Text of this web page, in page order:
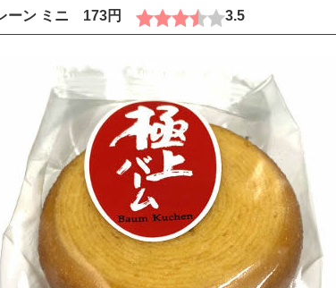
ーン ミニ 173円 3.5